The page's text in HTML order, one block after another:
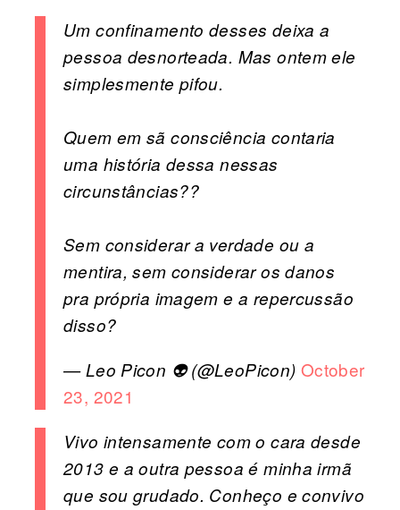
Um confinamento desses deixa a
pessoa desnorteada. Mas ontem ele
simplesmente pifou.
Quem em sã consciência contaria
uma história dessa nessas
circunstâncias??
Sem considerar a verdade ou a
mentira, sem considerar os danos
pra própria imagem e a repercussão
disso?
— Leo Picon 👽 (@LeoPicon) October
23, 2021
Vivo intensamente com o cara desde
2013 e a outra pessoa é minha irmã
que sou grudado. Conheço e convivo